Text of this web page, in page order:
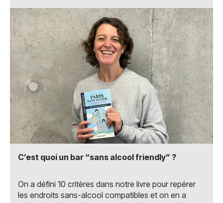
C’est quoi un bar “sans alcool friendly” ?
On a défini 10 critères dans notre livre pour repérer
les endroits sans-alcool compatibles et on en a